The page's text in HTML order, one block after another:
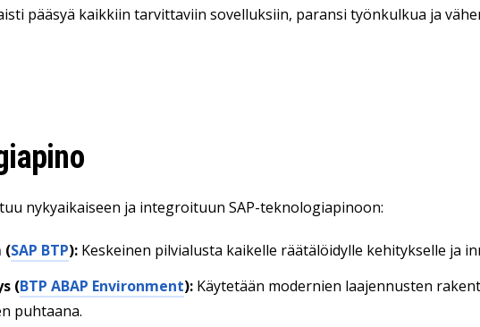
pääsyä kaikkiin tarvittaviin sovelluksiin, paransi työnkulkua ja
nykyaikaiseen ja integroituun SAP-teknologiapinoon:
(SAP BTP): Keskeinen pilvialusta kaikelle räätälöidylle kehitykselle ja
(BTP ABAP Environment): Käytetään modernien laajennusten
puhtaana.